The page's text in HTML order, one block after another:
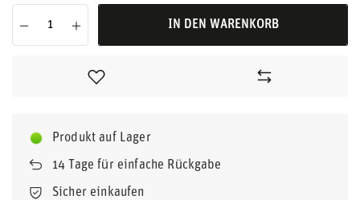
IN DEN WARENKORB
Produkt auf Lager
14 Tage für einfache Rückgabe
Sicher einkaufen